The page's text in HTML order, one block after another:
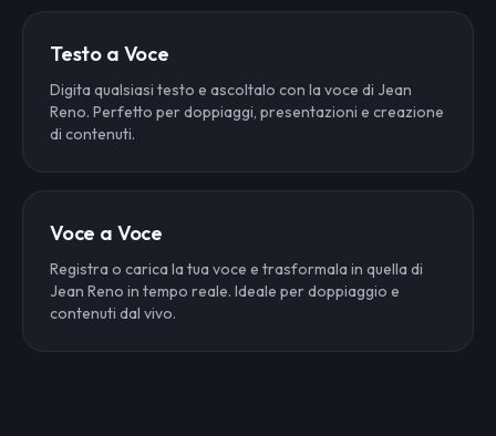
Testo a Voce
Digita qualsiasi testo e ascoltalo con la voce di Jean
Reno. Perfetto per doppiaggi, presentazioni e creazione
di contenuti.
Voce a Voce
Registra o carica la tua voce e trasformala in quella di
Jean Reno in tempo reale. Ideale per doppiaggio e
contenuti dal vivo.